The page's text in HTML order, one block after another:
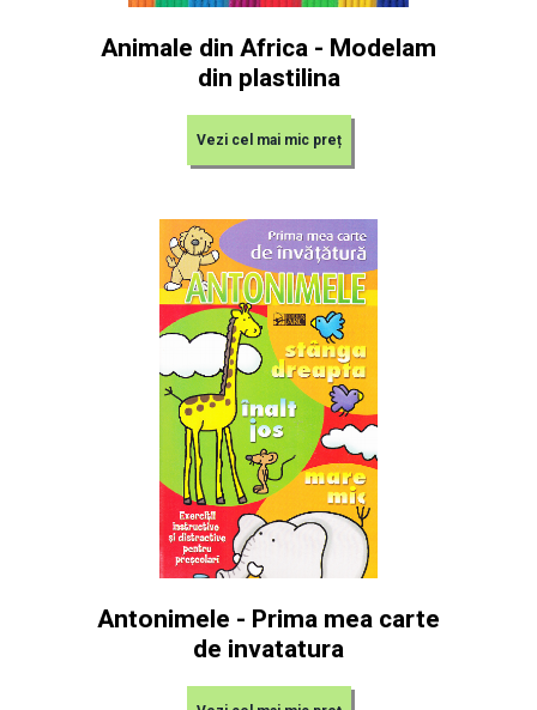
Animale din Africa - Modelam
din plastilina
Vezi cel mai mic preț
Antonimele - Prima mea carte
de invatatura